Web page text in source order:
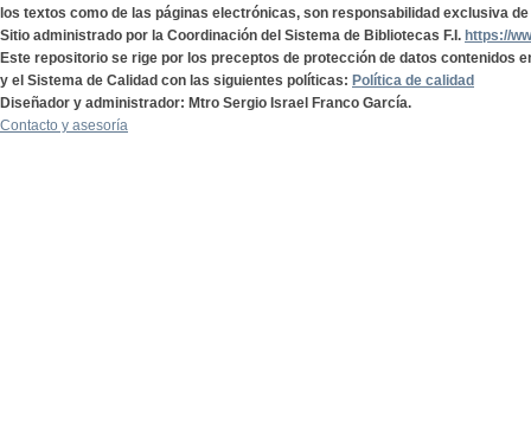
los textos como de las páginas electrónicas, son responsabilidad exclusiva
Sitio administrado por la Coordinación del Sistema de Bibliotecas F.I. https://
Este repositorio se rige por los preceptos de protección de datos contenidos
y el Sistema de Calidad con las siguientes políticas: Política de calidad
Diseñador y administrador: Mtro Sergio Israel Franco García.
Contacto y asesoría